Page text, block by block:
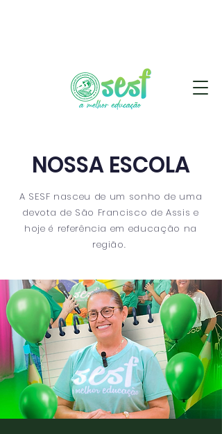
NOSSA ESCOLA
A SESF nasceu de um sonho de uma
devota de São Francisco de Assis e
hoje é referência em educação na
região.